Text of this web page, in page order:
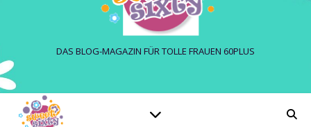
DAS BLOG-MAGAZIN FÜR TOLLE FRAUEN 60PLUS